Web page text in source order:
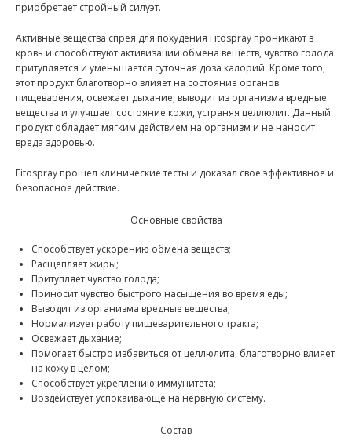
приобретает стройный силуэт.
Активные вещества спрея для похудения Fitospray проникают в
кровь и способствуют активизации обмена веществ, чувство голода
притупляется и уменьшается суточная доза калорий. Кроме того,
этот продукт благотворно влияет на состояние органов
пищеварения, освежает дыхание, выводит из организма вредные
вещества и улучшает состояние кожи, устраняя целлюлит. Данный
продукт обладает мягким действием на организм и не наносит
вреда здоровью.
Fitospray прошел клинические тесты и доказал свое эффективное и
безопасное действие.
Основные свойства
Способствует ускорению обмена веществ;
Расщепляет жиры;
Притупляет чувство голода;
Приносит чувство быстрого насыщения во время еды;
Выводит из организма вредные вещества;
Нормализует работу пищеварительного тракта;
Освежает дыхание;
Помогает быстро избавиться от целлюлита, благотворно влияет
на кожу в целом;
Способствует укреплению иммунитета;
Воздействует успокаивающе на нервную систему.
Состав